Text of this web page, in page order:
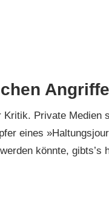
Kritik. Private Medien
eines
könnte, gibts’s